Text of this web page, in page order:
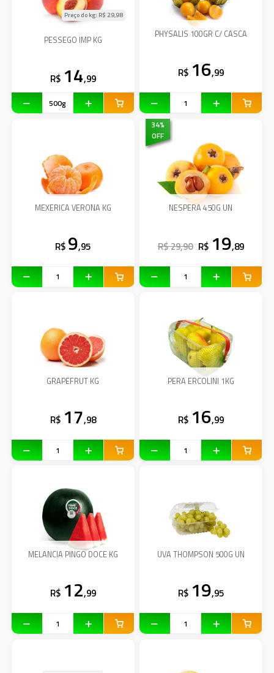
PESSEGO IMP KG
Preço do kg: R$ 29,98
R$ 14,99
PHYSALIS 100GR C/ CASCA
R$ 16,99
MEXERICA VERONA KG
R$ 9,95
34%
OFF
NESPERA 450G UN
R$ 29,90 R$ 19,89
GRAPEFRUT KG
R$ 17,98
PERA ERCOLINI 1KG
R$ 16,99
MELANCIA PINGO DOCE KG
R$ 12,99
UVA THOMPSON 500G UN
R$ 19,95